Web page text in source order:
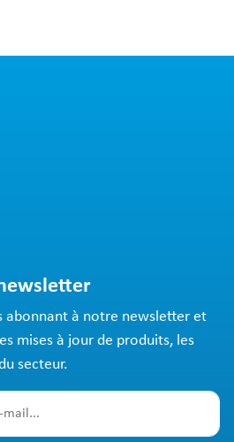
abonnant à notre newsletter et
mises à jour de produits, les
secteur.